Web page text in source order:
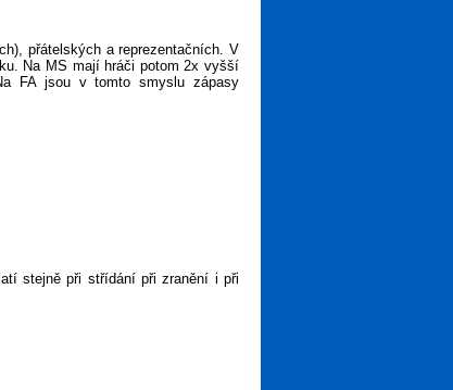
přátelských a reprezentačních. V
Na MS mají hráči potom 2x vyšší
FA jsou v tomto smyslu zápasy
stejně při střídání při zranění i při